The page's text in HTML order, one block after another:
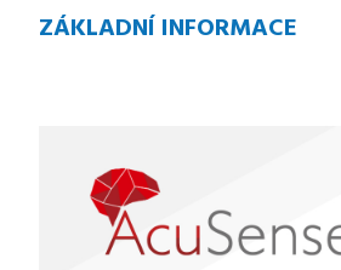
ZÁKLADNÍ INFORMACE